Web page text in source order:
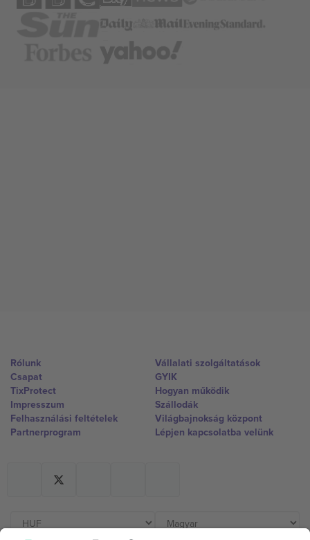
Rólunk
Csapat
TixProtect
Impresszum
Felhasználási feltételek
Partnerprogram
Vállalati szolgáltatások
GYIK
Hogyan működik
Szállodák
Világbajnokság központ
Lépjen kapcsolatba velünk